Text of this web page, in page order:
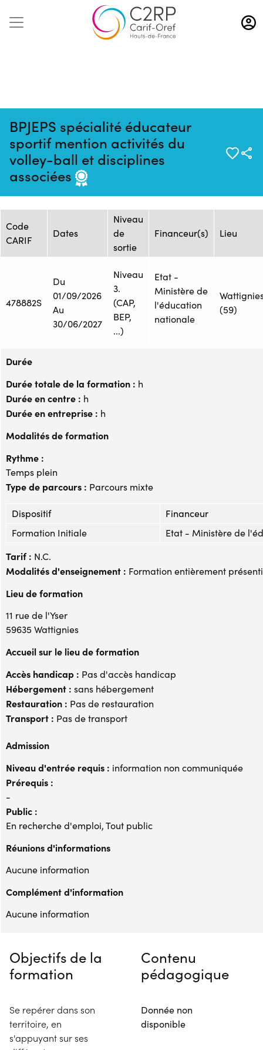
Aller
au
contenu
BPJEPS spécialité éducateur
sportif mention activités du
volley-ball et disciplines
associées
Mise à jour :
07/08/2026
Formation :
ONISEP_25244615F
Source : Flux
Session de formation
Code
CARIF
Dates
Niveau
de
sortie
Financeur(s) Lieu
478882S
Du
01/09/2026
Au
30/06/2027
Niveau
3.
(CAP,
BEP,
...)
Etat -
Ministère de
l'éducation
nationale
(59)
Durée
Durée totale de la formation : h
Durée en centre : h
Durée en entreprise : h
Modalités de formation
Rythme :
Temps plein
Type de parcours : Parcours mixte
Dispositif
Financeur
Formation Initiale
Etat - Ministère de
Tarif : N.C.
Modalités d'enseignement : Formation entièrement
Lieu de formation
11 rue de l'Yser
59635 Wattignies
Accueil sur le lieu de formation
Accès handicap : Pas d'accès handicap
Hébergement : sans hébergement
Restauration : Pas de restauration
Transport : Pas de transport
Admission
Niveau d'entrée requis : information non communiquée
Prérequis :
-
Public :
En recherche d'emploi, Tout public
Réunions d'informations
Aucune information
Complément d'information
Aucune information
Objectifs de la
formation
Se repérer dans son
territoire, en
s'appuyant sur ses
Contenu
pédagogique
Donnée non
disponible